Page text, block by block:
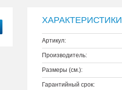
ХАРАКТЕРИСТИКИ
Артикул:
Производитель:
Размеры (см.):
Гарантийный срок: